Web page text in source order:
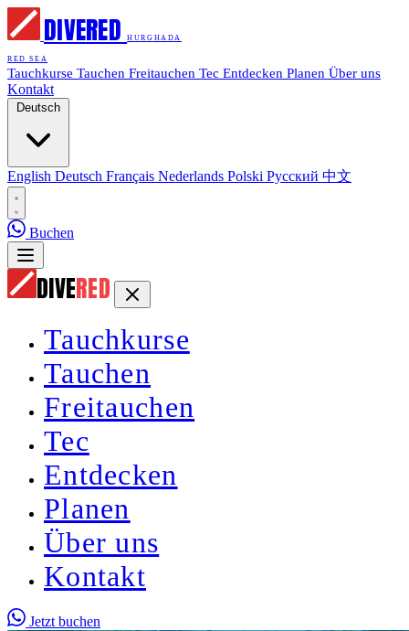
DIVERED HURGHADA
RED SEA
Tauchkurse Tauchen Freitauchen Tec Entdecken Planen Über uns
Kontakt
Deutsch
English Deutsch Français Nederlands Polski Русский 中文
Buchen
DIVERED
Tauchkurse
Tauchen
Freitauchen
Tec
Entdecken
Planen
Über uns
Kontakt
Jetzt buchen